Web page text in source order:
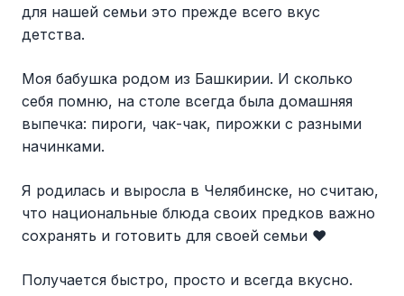
для нашей семьи это прежде всего вкус
детства.
Моя бабушка родом из Башкирии. И сколько
себя помню, на столе всегда была домашняя
выпечка: пироги, чак-чак, пирожки с разными
начинками.
Я родилась и выросла в Челябинске, но считаю,
что национальные блюда своих предков важно
сохранять и готовить для своей семьи ❤️
Получается быстро, просто и всегда вкусно.